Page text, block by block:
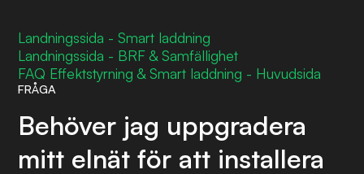
Landningssida - Smart laddning
Landningssida - BRF & Samfällighet
FAQ Effektstyrning & Smart laddning - Huvudsida
FRÅGA
Behöver jag uppgradera
mitt elnät för att installera